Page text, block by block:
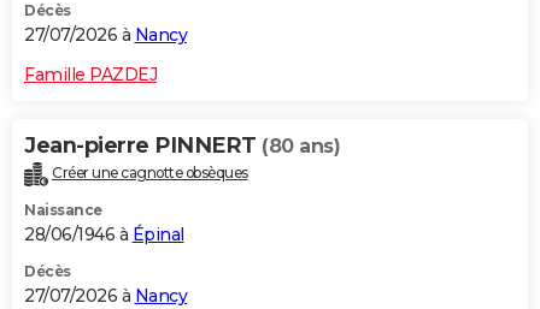
Décès
27/07/2026 à Nancy
Famille PAZDEJ
Jean-pierre PINNERT (80 ans)
Créer une cagnotte obsèques
Naissance
28/06/1946 à Épinal
Décès
27/07/2026 à Nancy